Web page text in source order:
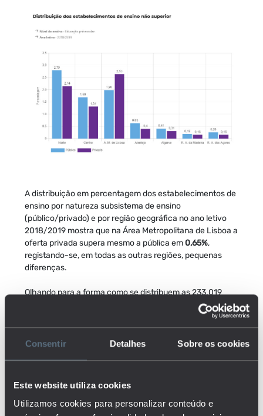
Consentir Detalhes Sobre os cookies
Este website utiliza cookies
Utilizamos cookies para personalizar conteúdo e
A distribuição em percentagem dos estabelecimentos de
ensino por natureza subsistema de ensino
(público/privado) e por região geográfica no ano letivo
2018/2019 mostra que na Área Metropolitana de Lisboa a
oferta privada supera mesmo a pública em0,65%,
registando-se, em todas as outras regiões, pequenas
diferenças.
Olhando para a forma como se distribuem as 233.019
crianças inscritas no pré-escolar no ano letivo de
frequentavam jardins de infância de
natureza pública e48,4%de natureza privada,
espalhados por todo o país. Um indicador nacional não
Área Metropolitana de Lisboa cerca de 70 mil crianças e a
Área Metropolitana do Porto cerca de 38 mil. A título de